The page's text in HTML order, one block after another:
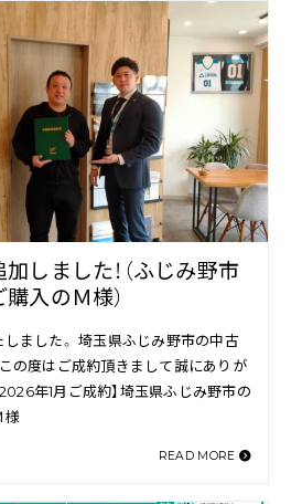
しました！（ふじみ野市
入のＭ様）
ました。 埼玉県ふじみ野市の中古
の度はご成約頂きまして誠にありが
年1月ご成約】埼玉県ふじみ野市の
様
READ MORE